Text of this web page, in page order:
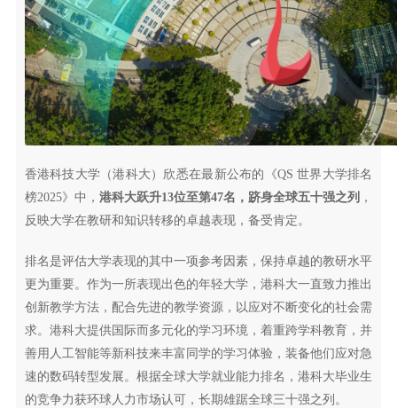
香港科技大学（港科大）欣悉在最新公布的《QS 世界大学排名
榜2025》中， 港科大跃升13位至第47名，跻身全球五十强之列 ，
反映大学在教研和知识转移的卓越表现，备受肯定。
排名是评估大学表现的其中一项参考因素，保持卓越的教研水平
更为重要。作为一所表现出色的年轻大学，港科大一直致力推出
创新教学方法，配合先进的教学资源，以应对不断变化的社会需
求。港科大提供国际而多元化的学习环境，着重跨学科教育，并
善用人工智能等新科技来丰富同学的学习体验，装备他们应对急
速的数码转型发展。根据全球大学就业能力排名，港科大毕业生
的竞争力获环球人力市场认可，长期雄踞全球三十强之列。